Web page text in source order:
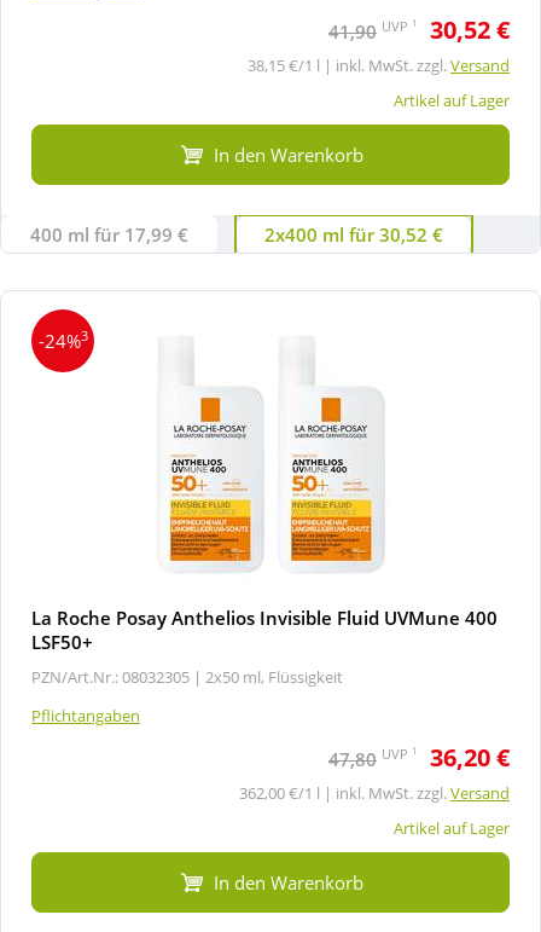
41,90 UVP 1 30,52 €
38,15 €/1 l | inkl. MwSt. zzgl.Versand
Artikel auf Lager
In den Warenkorb
400 ml für 17,99 € 2x400 ml für 30,52 €
-24%3
La Roche Posay Anthelios Invisible Fluid UVMune 400
LSF50+
PZN/Art.Nr.: 08032305 | 2x50 ml, Flüssigkeit
Pflichtangaben
47,80 UVP 1 36,20 €
362,00 €/1 l | inkl. MwSt. zzgl.Versand
Artikel auf Lager
In den Warenkorb